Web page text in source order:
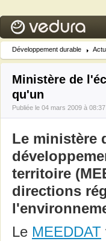
Développement durable
Ministère de
qu'un
Publiée le 04 mars 2009 à
Le ministère
territoire
directions
Le MEEDDAT